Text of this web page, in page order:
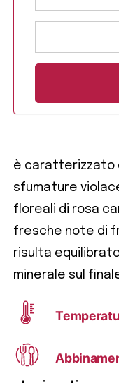
è caratterizzato
sfumature
floreali di rosa
fresche note di
risulta
minerale sul